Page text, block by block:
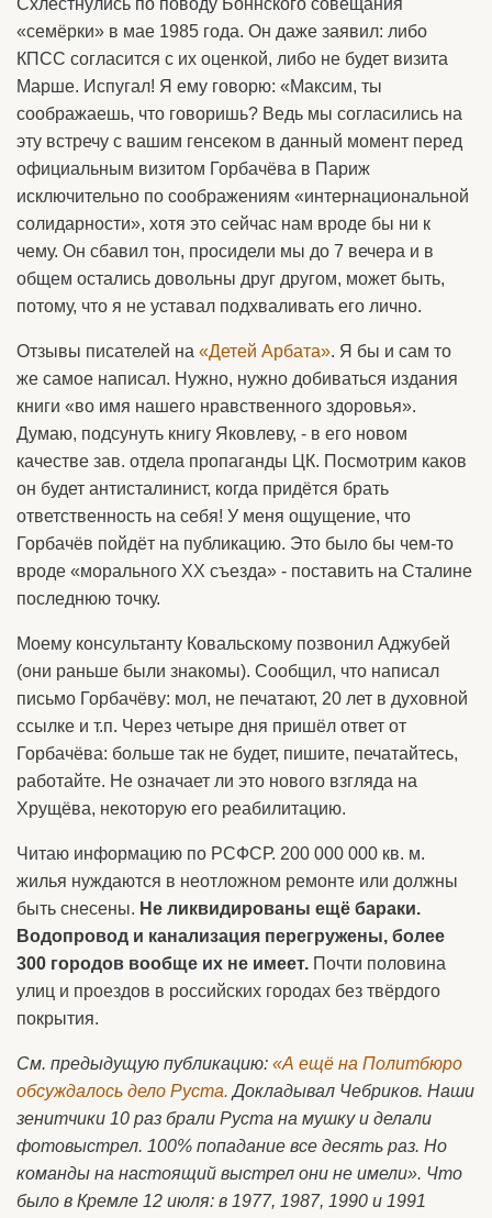
Схлестнулись по поводу Боннского совещания
«семёрки» в мае 1985 года. Он даже заявил: либо
КПСС согласится с их оценкой, либо не будет визита
Марше. Испугал! Я ему говорю: «Максим, ты
соображаешь, что говоришь? Ведь мы согласились на
эту встречу с вашим генсеком в данный момент перед
официальным визитом Горбачёва в Париж
исключительно по соображениям «интернациональной
солидарности», хотя это сейчас нам вроде бы ни к
чему. Он сбавил тон, просидели мы до 7 вечера и в
общем остались довольны друг другом, может быть,
потому, что я не уставал подхваливать его лично.
Отзывы писателей на «Детей Арбата». Я бы и сам то
же самое написал. Нужно, нужно добиваться издания
книги «во имя нашего нравственного здоровья».
Думаю, подсунуть книгу Яковлеву, - в его новом
качестве зав. отдела пропаганды ЦК. Посмотрим каков
он будет антисталинист, когда придётся брать
ответственность на себя! У меня ощущение, что
Горбачёв пойдёт на публикацию. Это было бы чем-то
вроде «морального XX съезда» - поставить на Сталине
последнюю точку.
Моему консультанту Ковальскому позвонил Аджубей
(они раньше были знакомы). Сообщил, что написал
письмо Горбачёву: мол, не печатают, 20 лет в духовной
ссылке и т.п. Через четыре дня пришёл ответ от
Горбачёва: больше так не будет, пишите, печатайтесь,
работайте. Не означает ли это нового взгляда на
Хрущёва, некоторую его реабилитацию.
Читаю информацию по РСФСР. 200 000 000 кв. м.
жилья нуждаются в неотложном ремонте или должны
быть снесены. Не ликвидированы ещё бараки.
Водопровод и канализация перегружены, более
300 городов вообще их не имеет. Почти половина
улиц и проездов в российских городах без твёрдого
покрытия.
См. предыдущую публикацию: «А ещё на Политбюро
обсуждалось дело Руста. Докладывал Чебриков. Наши
зенитчики 10 раз брали Руста на мушку и делали
фотовыстрел. 100% попадание все десять раз. Но
команды на настоящий выстрел они не имели». Что
было в Кремле 12 июля: в 1977, 1987, 1990 и 1991